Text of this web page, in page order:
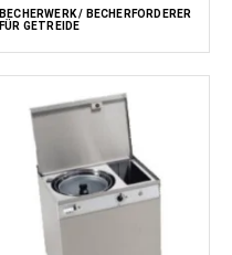
BECHERWERK / BECHERFÖRDERER
FÜR GETREIDE